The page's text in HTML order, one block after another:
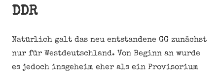
DDR
Natürlich galt das neu entstandene GG zunächst
nur für Westdeutschland. Von Beginn an wurde
es jedoch insgeheim eher als ein Provisorium